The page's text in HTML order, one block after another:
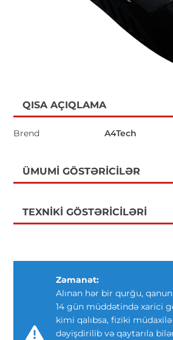
QISA AÇIQLAMA
Brend A4Tech
ÜMUMI GÖSTƏRICILƏR
TEXNIKI GÖSTƏRICILƏRI
Zəmanət:
Alınan hər bir qurğu,
14 gün müddətində xarici
kimi qalıbsa, fiziki
dəyişdirilib və qaytarıla